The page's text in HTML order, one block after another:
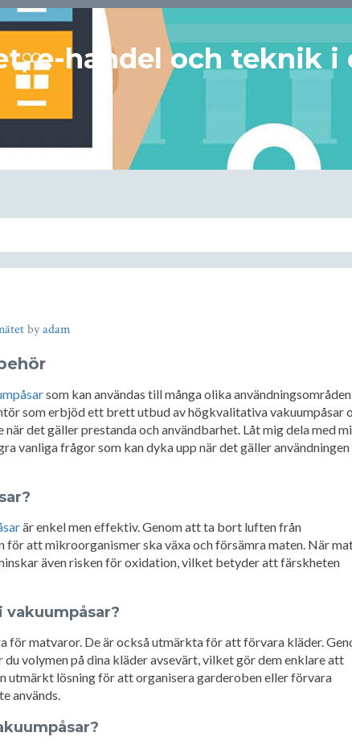
e-handel och teknik i
byadam
som kan användas till många olika
som erbjöd ett brett utbud av högkvalitativa vakuumpåsar
det gäller prestanda och användbarhet. Låt mig dela med
vanliga frågor som kan dyka upp när det gäller användningen
är enkel men effektiv. Genom att ta bort luften från
för att mikroorganismer ska växa och försämra maten. När
även risken för oxidation, vilket betyder att färskheten
vakuumpåsar?
för matvaror. De är också utmärkta för att förvara kläder.
du volymen på dina kläder avsevärt, vilket gör dem enklare att
utmärkt lösning för att organisera garderoben eller förvara
används.